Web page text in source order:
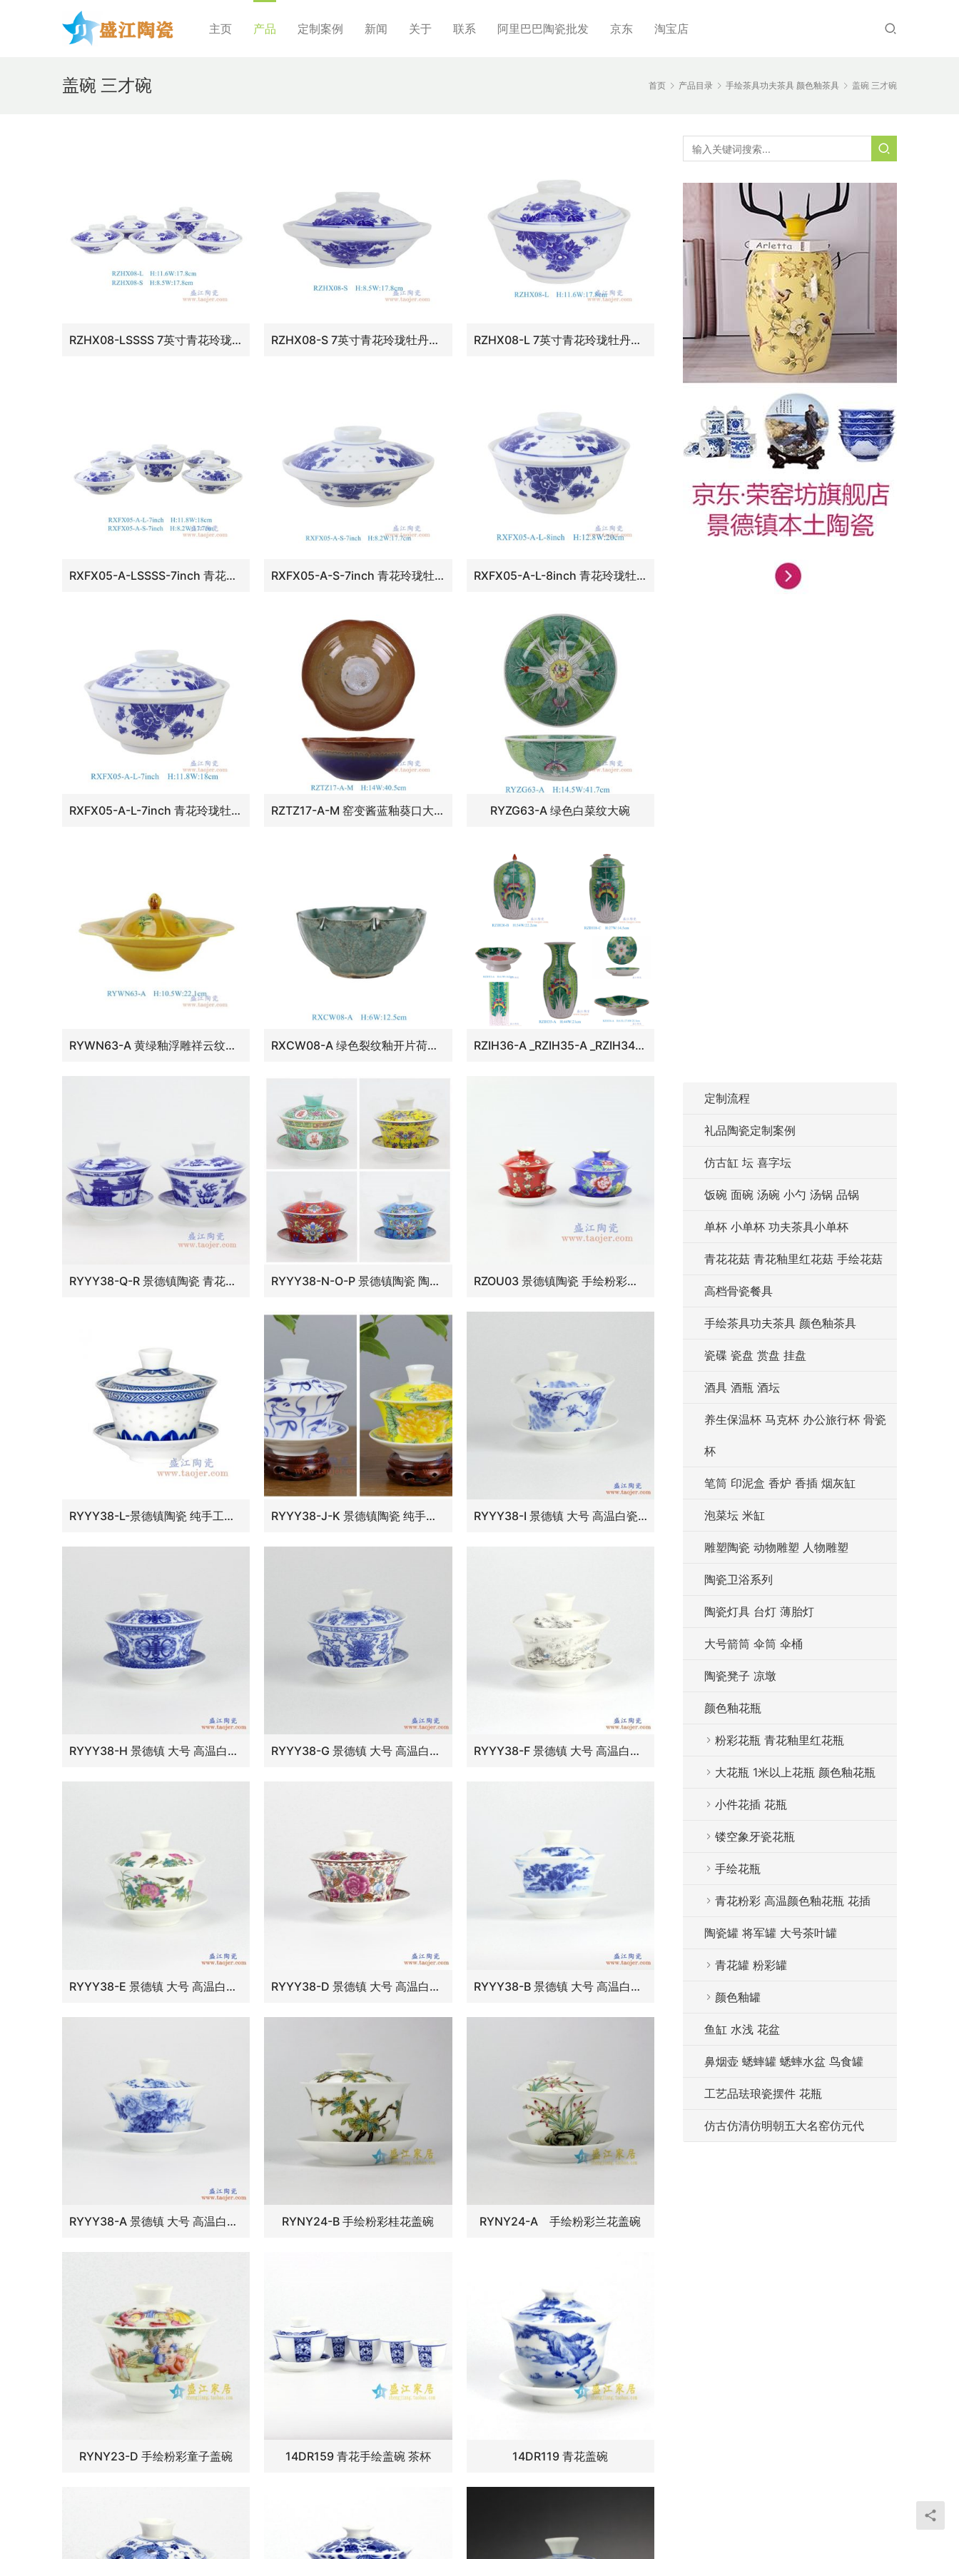
主页 产品 定制案例 新闻 关于 联系 阿里巴巴陶瓷批发 京东 淘宝店
首页 产品目录 手绘茶具功夫茶具 颜色釉茶具 盖碗 三才碗
盖碗 三才碗
RZHX08-LSSSS 7英寸青花玲珑牡丹和合器5件套 RZHX08-S 7英寸青花玲珑牡丹和合器盖碗小号 RZHX08-L 7英寸青花玲珑牡丹和合器盖碗大号
RXFX05-A-LSSSS-7inch 青花玲珑牡丹花7英寸和合器5件套 RXFX05-A-S-7inch 青花玲珑牡丹花7英寸菜盘矮盖碗 RXFX05-A-L-8inch 青花玲珑牡丹花8英寸汤碗高盖碗
RXFX05-A-L-7inch 青花玲珑牡丹花7英寸汤碗大盖碗 RZTZ17-A-M 窑变酱蓝釉葵口大碗 RYZG63-A 绿色白菜纹大碗
RYWN63-A 黄绿釉浮雕祥云纹盖碗 RXCW08-A 绿色裂纹釉开片荷口碗 RZIH36-A _RZIH35-A _RZIH34-A _RZIH33-A _RZIH20-B _RZIH18-C _RZIH17-B粉彩绿色白菜系列
RYYY38-Q-R 景德镇陶瓷 青花瓷陶瓷盖碗茶杯 三才碗 马蹄饭杯 RYYY38-N-O-P 景德镇陶瓷 陶瓷/粉彩手绘红万寿无疆三头盖碗茶杯/三才碗 RZOU03 景德镇陶瓷 手绘粉彩扒花红地梅花纹三才盖碗 古玩古董古瓷器老货收藏
RYYY38-L-景德镇陶瓷 纯手工青花玲珑盖碗 RYYY38-J-K 景德镇陶瓷 纯手工手绘刀字纹 茶花纹 青花 粉彩釉中彩牡丹 盖碗 三才碗 RYYY38-I 景德镇 大号 高温白瓷 青花葡萄功夫茶具 盖碗 三才碗
RYYY38-H 景德镇 大号 高温白瓷 青花寿字功夫茶具 盖碗 三才碗 RYYY38-G 景德镇 大号 高温白瓷 青花缠枝功夫茶具 盖碗 三才碗 RYYY38-F 景德镇 大号 高温白瓷 彩色雪景功夫茶具 盖碗 三才碗
RYYY38-E 景德镇 大号 高温白瓷 彩色花鸟功夫茶具 盖碗 三才碗 RYYY38-D 景德镇 大号 高温白瓷 彩色牡丹功夫茶具 盖碗 三才碗 RYYY38-B 景德镇 大号 高温白瓷 青花山水功夫茶具 盖碗 三才碗
RYYY38-A 景德镇 大号 高温白瓷 青花牡丹 功夫茶具 盖碗 三才碗 RYNY24-B 手绘粉彩桂花盖碗 RYNY24-A 手绘粉彩兰花盖碗
RYNY23-D 手绘粉彩童子盖碗 14DR159 青花手绘盖碗 茶杯 14DR119 青花盖碗
定制流程
礼品陶瓷定制案例
仿古缸 坛 喜字坛
饭碗 面碗 汤碗 小勺 汤锅 品锅
单杯 小单杯 功夫茶具小单杯
青花花菇 青花釉里红花菇 手绘花菇
高档骨瓷餐具
手绘茶具功夫茶具 颜色釉茶具
瓷碟 瓷盘 赏盘 挂盘
酒具 酒瓶 酒坛
养生保温杯 马克杯 办公旅行杯 骨瓷
杯
笔筒 印泥盒 香炉 香插 烟灰缸
泡菜坛 米缸
雕塑陶瓷 动物雕塑 人物雕塑
陶瓷卫浴系列
陶瓷灯具 台灯 薄胎灯
大号箭筒 伞筒 伞桶
陶瓷凳子 凉墩
颜色釉花瓶
粉彩花瓶 青花釉里红花瓶
大花瓶 1米以上花瓶 颜色釉花瓶
小件花插 花瓶
镂空象牙瓷花瓶
手绘花瓶
青花粉彩 高温颜色釉花瓶 花插
陶瓷罐 将军罐 大号茶叶罐
青花罐 粉彩罐
颜色釉罐
鱼缸 水浅 花盆
鼻烟壶 蟋蟀罐 蟋蟀水盆 鸟食罐
工艺品珐琅瓷摆件 花瓶
仿古仿清仿明朝五大名窑仿元代